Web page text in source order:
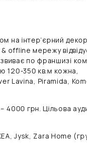
на інтер’єрний
& offline мережу
по франшизі
120-350 кв.м кожна,
Lavina, Piramida,
4000 грн. Цільова
Jysk, Zara Home